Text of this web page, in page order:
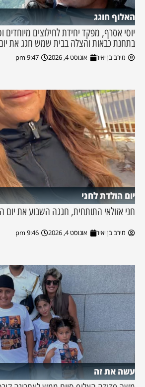
האלוף חוגג
יוסי אסרף, מפקד יחידת לחילוצים
בתחנת כבאות והצלה בבית שמש חגג את
מירב בן יאיר אוגוסט 4, 2026 9:47 pm
יום הולדת לחני
חני אזולאי התותחית, חגגה השבוע את יום
מירב בן יאיר אוגוסט 4, 2026 9:46 pm
עשה את זה